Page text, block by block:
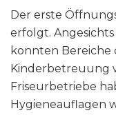
Der erste
erfolgt.
konnten
Kinderbetreuung
Friseurbetriebe
Hygieneauflagen